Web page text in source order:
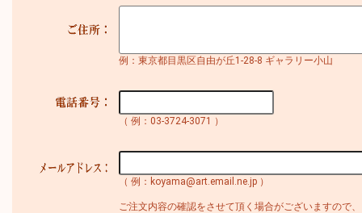
例：東京都目黒区自由が丘1-28-8 ギャラリー小山
（ 例：03-3724-3071 ）
（ 例：koyama@art.email.ne.jp ）
ご注文内容の確認をさせて頂く場合がございますので、